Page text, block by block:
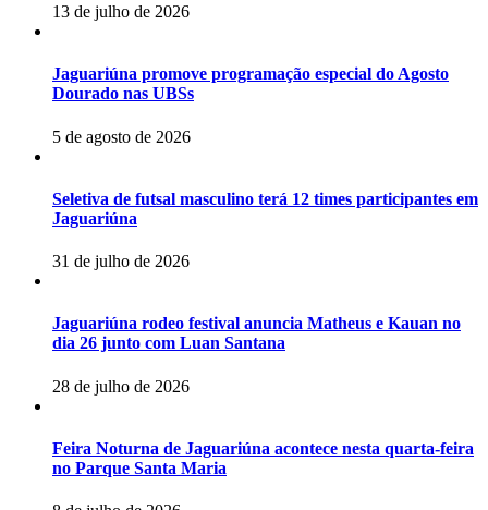
13 de julho de 2026
Jaguariúna promove programação especial do Agosto
Dourado nas UBSs
5 de agosto de 2026
Seletiva de futsal masculino terá 12 times participantes em
Jaguariúna
31 de julho de 2026
Jaguariúna rodeo festival anuncia Matheus e Kauan no
dia 26 junto com Luan Santana
28 de julho de 2026
Feira Noturna de Jaguariúna acontece nesta quarta-feira
no Parque Santa Maria